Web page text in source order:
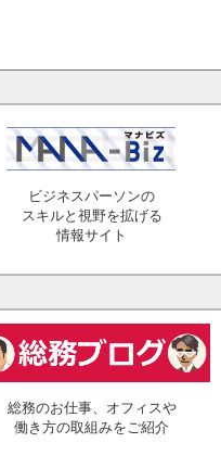
ビジネスパーソンの
スキルと視野を拡げる
情報サイト
総務のお仕事、オフィスや
働き方の取組みをご紹介